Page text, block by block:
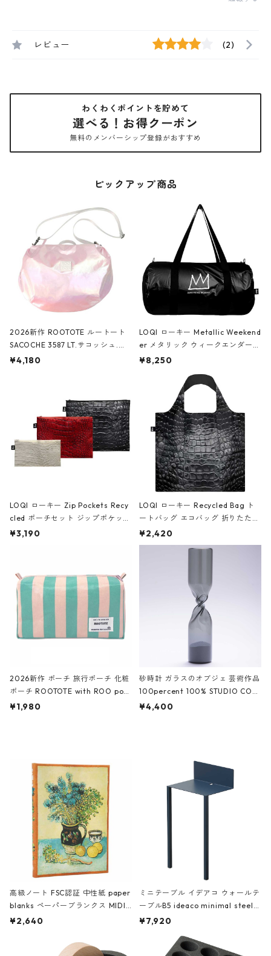
レビュー (2)
わくわくポイントを貯めて
選べる！お得クーポン
無料のメンバーシップ登録がおすすめ
ピックアップ商品
2026新作 ROOTOTE ルートート
SACOCHE 3587 LT.サコッシュ.ル
ミエ-B ショルダーバッグ グロスピ
¥4,180
LOQI ローキー Metallic Weekend
er メタリック ウィークエンダー
ボストンバッグ ショルダーバッグ
Black ジャン=ミッシェル・バスキ
ア/クラウン ブラック
¥8,250
LOQI ローキー Zip Pockets Recy
cled ポーチセット ジップポケット
ファスナーポーチ 撥水加工 トラベ
ーガンディー、オフホワイト
¥3,190
LOQI ローキー Recycled Bag ト
ートバッグ エコバッグ 折りたたみ
大きめ 撥水加工 収納ポーチ CRO
CODILE/Black クロコダイル/ブラ
¥2,420
2026新作 ポーチ 旅行ポーチ 化粧
ポーチ ROOTOTE with ROO pou
ch 3532 ルートート WR.ポーチ.ラ
¥1,980
砂時計 ガラスのオブジェ 芸術作品
100percent 100% STUDIO COH
AKU Timeless 100パーセント ス
¥4,400
高級ノート FSC認証 中性紙 paper
blanks ペーパーブランクス MIDI
ハードカバー 罫線 ヴァン・ゴッホ
¥2,640
ミニテーブル イデアコ ウォールテ
ーブルB5 ideaco minimal steel f
urniture WALL Table B5 ネイビー
¥7,920